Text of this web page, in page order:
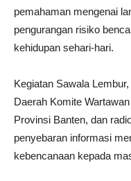
pemahaman mengenai
pengurangan risiko
kehidupan sehari-hari.
Kegiatan Sawala
Daerah Komite
Provinsi Banten, dan
penyebaran informasi
kebencanaan kepada